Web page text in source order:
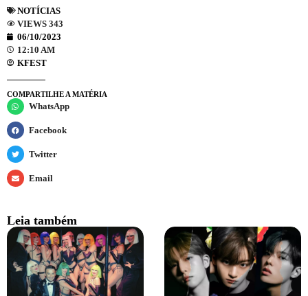
NOTÍCIAS
VIEWS 343
06/10/2023
12:10 AM
KFEST
COMPARTILHE A MATÉRIA
WhatsApp
Facebook
Twitter
Email
Leia também